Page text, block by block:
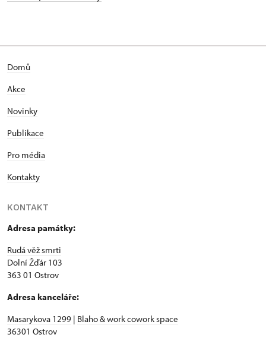
Domů
Akce
Novinky
Publikace
Pro média
Kontakty
KONTAKT
Adresa památky:
Rudá věž smrti
Dolní Žďár 103
363 01 Ostrov
Adresa kanceláře:
Masarykova 1299 | Blaho & work cowork space
36301 Ostrov